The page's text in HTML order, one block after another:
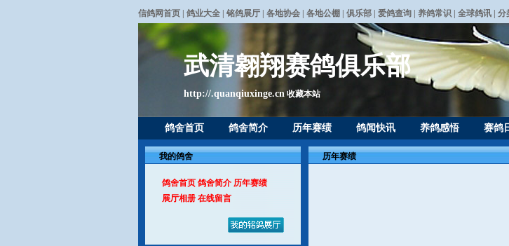
信鸽网首页 鸽业大全 铭鸽展厅 各地协会 各地公棚 俱乐部 爱鸽查询 养鸽常识 全球鸽讯 分
武清翱翔赛鸽俱乐部
http://.quanqiuxinge.cn 收藏本站
鸽舍首页 鸽舍简介 历年赛绩 鸽闻快讯 养鸽感悟 赛鸽
我的鸽舍
鸽舍首页 鸽舍简介 历年赛绩
展厅相册 在线留言
历年赛绩